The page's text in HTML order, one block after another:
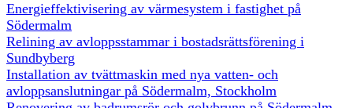
Energieffektivisering av värmesystem i fastighet på
Södermalm
Relining av avloppsstammar i bostadsrättsförening i
Sundbyberg
Installation av tvättmaskin med nya vatten- och
avloppsanslutningar på Södermalm, Stockholm